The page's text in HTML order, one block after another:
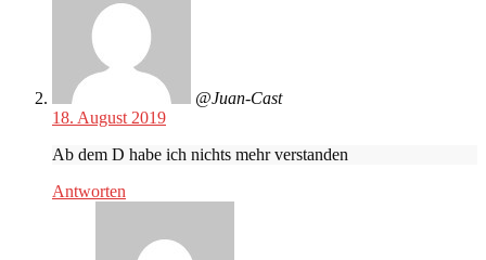
@Juan-Cast
18. August 2019
Ab dem D habe ich nichts mehr verstanden
Antworten